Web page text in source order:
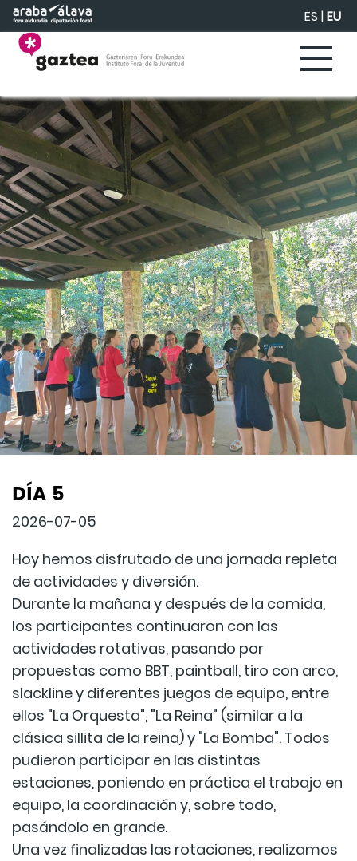
Eduki nagusira joan ES |EU
DÍA 5
2026-07-05
Hoy hemos disfrutado de una jornada repleta
de actividades y diversión.
Durante la mañana y después de la comida,
los participantes continuaron con las
actividades rotativas, pasando por
propuestas como BBT, paintball, tiro con arco,
slackline y diferentes juegos de equipo, entre
ellos "La Orquesta", "La Reina" (similar a la
clásica sillita de la reina) y "La Bomba". Todos
pudieron participar en las distintas
estaciones, poniendo en práctica el trabajo en
equipo, la coordinación y, sobre todo,
pasándolo en grande.
Una vez finalizadas las rotaciones, realizamos